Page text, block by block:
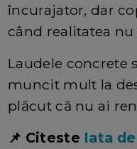
încurajator, dar
când realitatea
Laudele concrete
muncit mult la
plăcut că nu ai
📌 Citeste Iata